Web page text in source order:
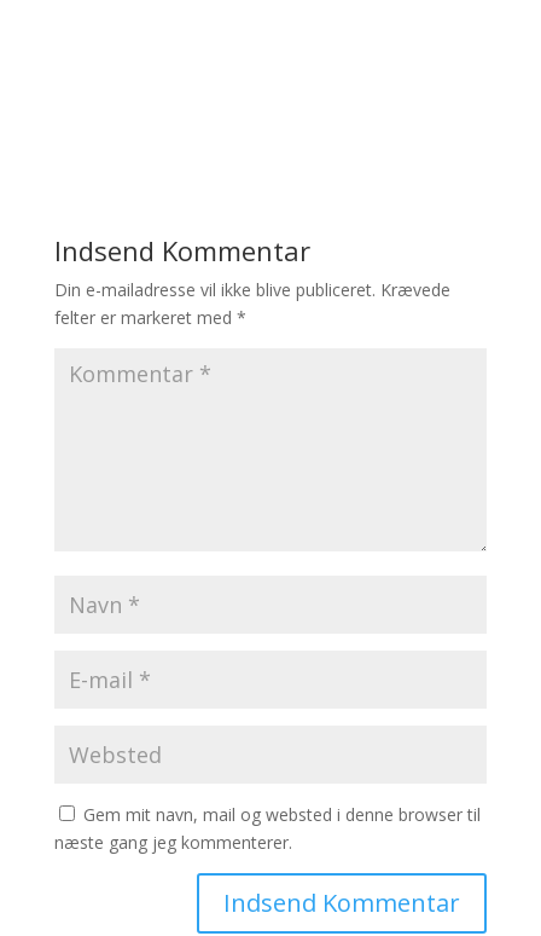
Indsend Kommentar
Din e-mailadresse vil ikke blive publiceret. Krævede
felter er markeret med *
Gem mit navn, mail og websted i denne browser til
næste gang jeg kommenterer.